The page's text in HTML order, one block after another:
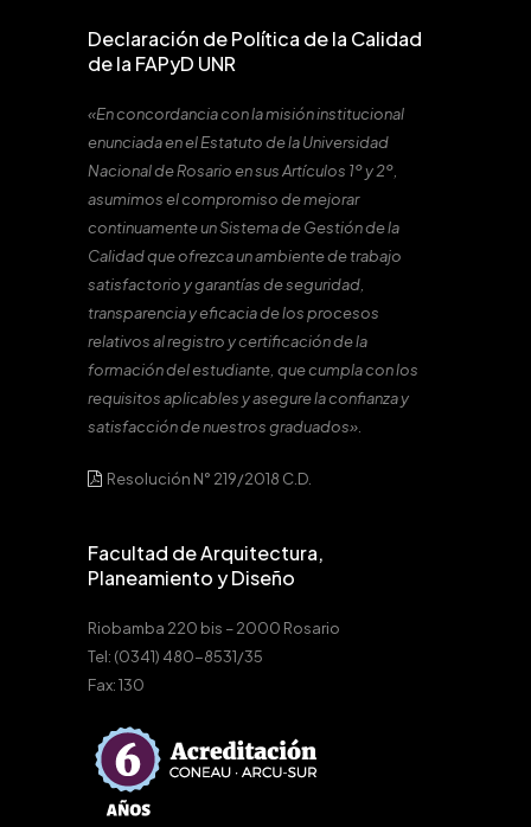
Declaración de Política de la Calidad
de la FAPyD UNR
«En concordancia con la misión institucional
enunciada en el Estatuto de la Universidad
Nacional de Rosario en sus Artículos 1º y 2º,
asumimos el compromiso de mejorar
continuamente un Sistema de Gestión de la
Calidad que ofrezca un ambiente de trabajo
satisfactorio y garantías de seguridad,
transparencia y eficacia de los procesos
relativos al registro y certificación de la
formación del estudiante, que cumpla con los
requisitos aplicables y asegure la confianza y
satisfacción de nuestros graduados».
Resolución N° 219/2018 C.D.
Facultad de Arquitectura,
Planeamiento y Diseño
Riobamba 220 bis – 2000 Rosario
Tel: (0341) 480-8531/35
Fax: 130